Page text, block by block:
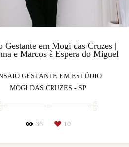
Gestante em Mogi das Cruzes |
e Marcos à Espera do Miguel
GESTANTE EM ESTÚDIO
MOGI DAS CRUZES - SP
36 10